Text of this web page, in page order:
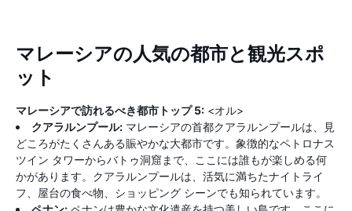
マレーシアの人気の都市と観光スポ
ット
マレーシアで訪れるべき都市トップ 5: <オル>
クアラルンプール: マレーシアの首都クアラルンプールは、見
どころがたくさんある賑やかな大都市です。象徴的なペトロナス
ツイン タワーからバトゥ洞窟まで、ここには誰もが楽しめる何
かがあります。クアラルンプールは、活気に満ちたナイトライ
フ、屋台の食べ物、ショッピング シーンでも知られています。